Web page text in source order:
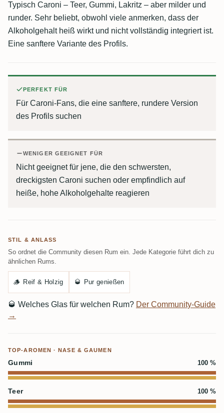
Typisch Caroni – Teer, Gummi, Lakritz – aber milder und
runder. Sehr beliebt, obwohl viele anmerken, dass der
Alkoholgehalt heiß wirkt und nicht vollständig integriert ist.
Eine sanftere Variante des Profils.
PERFEKT FÜR
Für Caroni-Fans, die eine sanftere, rundere Version
des Profils suchen
WENIGER GEEIGNET FÜR
Nicht geeignet für jene, die den schwersten,
dreckigsten Caroni suchen oder empfindlich auf
heiße, hohe Alkoholgehalte reagieren
STIL & ANLASS
So ordnet die Community diesen Rum ein. Jede Kategorie führt dich zu
ähnlichen Rums.
🪵 Reif & Holzig 🥃 Pur genießen
🥃 Welches Glas für welchen Rum? Der Community-Guide
→
TOP-AROMEN · NASE & GAUMEN
Gummi 100 %
Teer 100 %